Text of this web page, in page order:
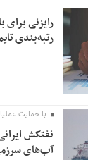
رایزنی برای
رتبه‌بندی
با حمایت
نفتکش
آب‌های